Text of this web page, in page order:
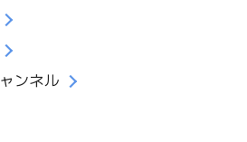
ンネル